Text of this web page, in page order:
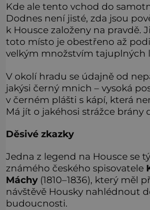
Kde ale tento vchod do
Dodnes není jisté, zda jsou
k Housce založeny na pravdě.
toto místo je obestřeno až
velkým množstvím tajuplných
V okolí hradu se údajně od
jakýsi černý mnich – vysoká
v černém plášti s kápí, která
Má jít o jakéhosi strážce brány
Děsivé zkazky
Jedna z legend na Housce se
známého českého spisovatele
Máchy(1810–1836), který měl
návštěvě Housky nahlédnout
budoucnosti.